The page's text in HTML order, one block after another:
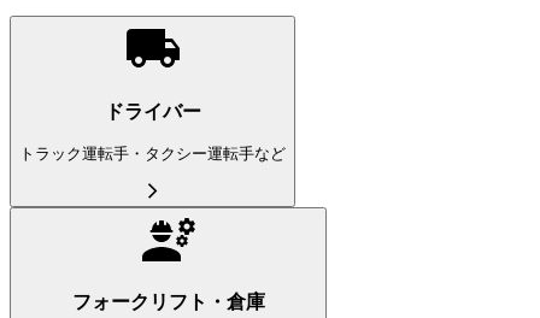
ドライバー
トラック運転手・タクシー運転手など
フォークリフト・倉庫